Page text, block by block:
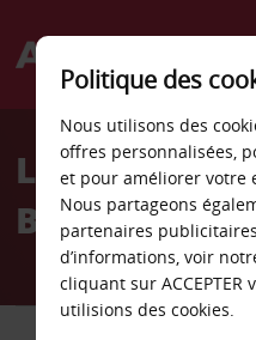
Welcome
AvisLocation de
Bradenton
Politique des
Nous utilisons des
offres personnalisées,
et pour améliorer votre
Nous partageons
partenaires
d’informations, voir
cliquant sur ACCEPTER
utilisions des cookies.